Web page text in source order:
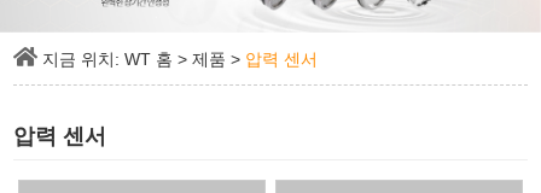
지금 위치:WT 홈 >제품 > 압력 센서
압력 센서